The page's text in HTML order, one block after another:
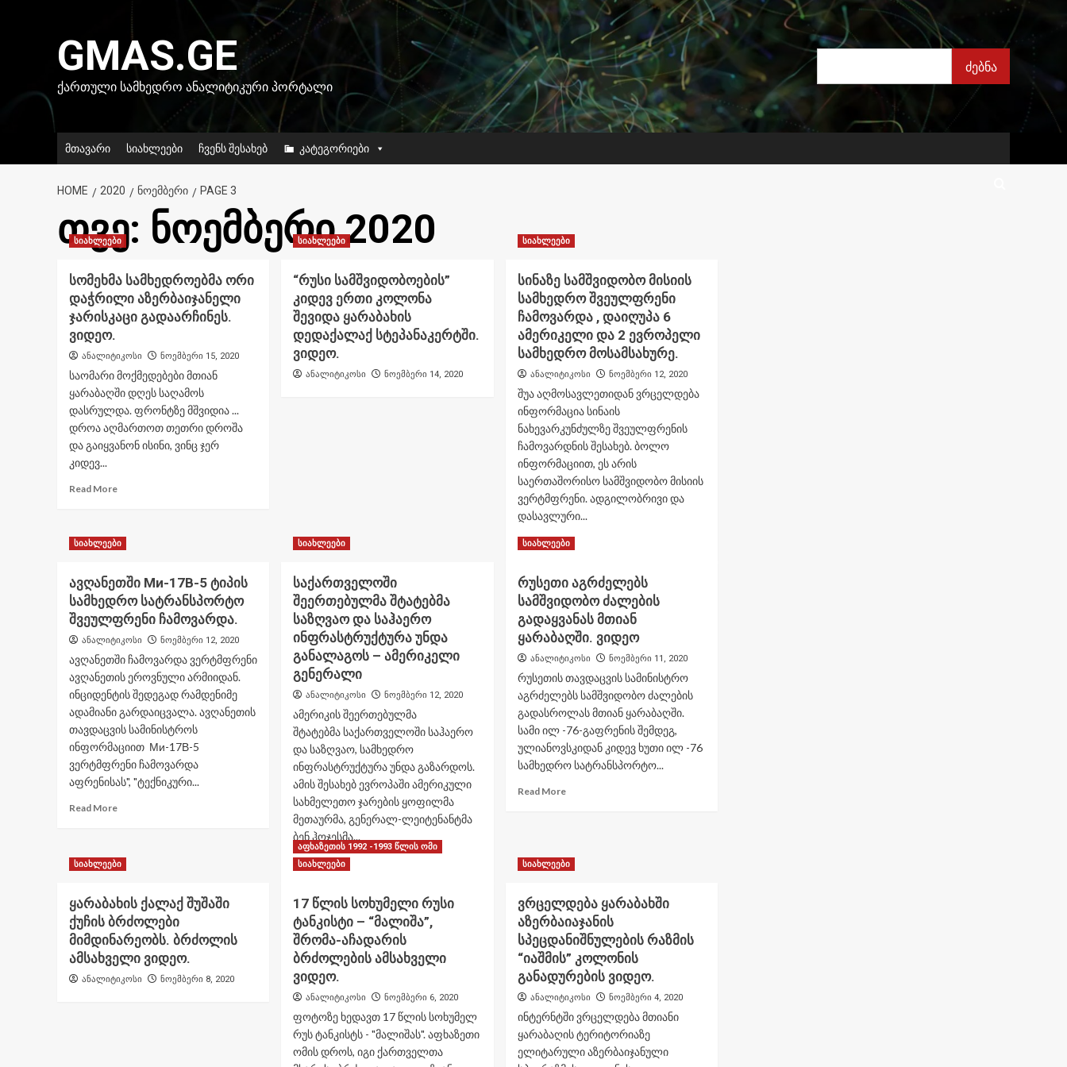
GMAS.GE
ᲥᲐᲠᲗᲣᲚᲘ ᲡᲐᲛᲮᲔᲓᲠᲝ ᲐᲜᲐᲚᲘᲢᲘᲙᲣᲠᲘ ᲞᲝᲠᲢᲐᲚᲘ
ძებნა
ძებნა
მთავარი სიახლეები ჩვენს შესახებ კატეგორიები
HOME 2020 ᲜᲝᲔᲛᲑᲔᲠᲘ PAGE 3
თვე: ნოემბერი 2020
სიახლეები
სომეხმა სამხედროებმა ორი
დაჭრილი აზერბაიჯანელი
ჯარისკაცი გადაარჩინეს.
ვიდეო.
ანალიტიკოსი ნოემბერი 15, 2020
საომარი მოქმედებები მთიან
ყარაბაღში დღეს საღამოს
დასრულდა. ფრონტზე მშვიდია ...
დროა აღმართოთ თეთრი დროშა
და გაიყვანონ ისინი, ვინც ჯერ
კიდევ...
Read MoreRead
სამხედროებმა
დაჭრილი
აზერბაიჯანელი
ჯარისკაცი
გადაარჩინეს.
ვიდეო.
სიახლეები
“რუსი სამშვიდობოების”
კიდევ ერთი კოლონა
შევიდა ყარაბახის
დედაქალაქ სტეპანაკერტში.
ვიდეო.
ანალიტიკოსი ნოემბერი 14, 2020
სიახლეები
სინაზე სამშვიდობო მისიის
სამხედრო შვეულფრენი
ჩამოვარდა , დაიღუპა 6
ამერიკელი და 2 ევროპელი
სამხედრო მოსამსახურე.
ანალიტიკოსი ნოემბერი 12, 2020
შუა აღმოსავლეთიდან ვრცელდება
ინფორმაცია სინაის
ნახევარკუნძულზე შვეულფრენის
ჩამოვარდნის შესახებ. ბოლო
ინფორმაციით, ეს არის
საერთაშორისო სამშვიდობო მისიის
ვერტმფრენი. ადგილობრივი და
დასავლური...
Read MoreRead
სინაზე
სამშვიდობო
მისიის
სამხედრო
შვეულფრენი
ჩამოვარდა
,
დაიღუპა
6
ამერიკელი
და
2
ევროპელი
მოსამსახურე.
სიახლეები
ავღანეთში Ми-17В-5 ტიპის
სამხედრო სატრანსპორტო
შვეულფრენი ჩამოვარდა.
ანალიტიკოსი ნოემბერი 12, 2020
ავღანეთში ჩამოვარდა ვერტმფრენი
ავღანეთის ეროვნული არმიიდან.
ინციდენტის შედეგად რამდენიმე
ადამიანი გარდაიცვალა. ავღანეთის
თავდაცვის სამინისტროს
ინფორმაციით Ми-17В-5
ვერტმფრენი ჩამოვარდა
აფრენისას", "ტექნიკური...
Read MoreRead
Ми-17В-5
სამხედრო
სატრანსპორტო
შვეულფრენი
ჩამოვარდა.
სიახლეები
საქართველოში
შეერთებულმა შტატებმა
საზღვაო და საჰაერო
ინფრასტრუქტურა უნდა
განალაგოს – ამერიკელი
გენერალი
ანალიტიკოსი ნოემბერი 12, 2020
ამერიკის შეერთებულმა
შტატებმა საქართველოში საჰაერო
და საზღვაო, სამხედრო
ინფრასტრუქტურა უნდა გაზარდოს.
ამის შესახებ ევროპაში ამერიკული
სახმელეთო ჯარების ყოფილმა
მეთაურმა, გენერალ-ლეიტენანტმა
ბენ ჰოჯესმა...
Read MoreRead
საქართველოში
შეერთებულმა
შტატებმა
საზღვაო
და
ინფრასტრუქტურა
უნდა
განალაგოს
–
ამერიკელი
სიახლეები
რუსეთი აგრძელებს
სამშვიდობო ძალების
გადაყვანას მთიან
ყარაბაღში. ვიდეო
ანალიტიკოსი ნოემბერი 11, 2020
რუსეთის თავდაცვის სამინისტრო
აგრძელებს სამშვიდობო ძალების
გადასროლას მთიან ყარაბაღში.
სამი ილ -76-გაფრენის შემდეგ,
ულიანოვსკიდან კიდევ ხუთი ილ -76
სამხედრო სატრანსპორტო...
Read MoreRead
სამშვიდობო
გადაყვანას
მთიან
ყარაბაღში.
ვიდეო
სიახლეები
ყარაბახის ქალაქ შუშაში
ქუჩის ბრძოლები
მიმდინარეობს. ბრძოლის
ამსახველი ვიდეო.
ანალიტიკოსი ნოემბერი 8, 2020
აფხაზეთის 1992 -1993 წლის ომი
სიახლეები
17 წლის სოხუმელი რუსი
ტანკისტი – “მალიშა”,
შრომა-აჩადარის
ბრძოლების ამსახველი
ვიდეო.
ანალიტიკოსი ნოემბერი 6, 2020
ფოტოზე ხედავთ 17 წლის სოხუმელ
რუს ტანკისტს - "მალიშას". აფხაზეთი
ომის დროს, იგი ქართველთა
სიახლეები
ვრცელდება ყარაბახში
აზერბაიაჯანის
სპეცდანიშნულების რაზმის
“იაშმის” კოლონის
განადურების ვიდეო.
ანალიტიკოსი ნოემბერი 4, 2020
ინტერნტში ვრცელდება მთიანი
ყარაბაღის ტერიტორიაზე
ელიტარული აზერბაიჯანული